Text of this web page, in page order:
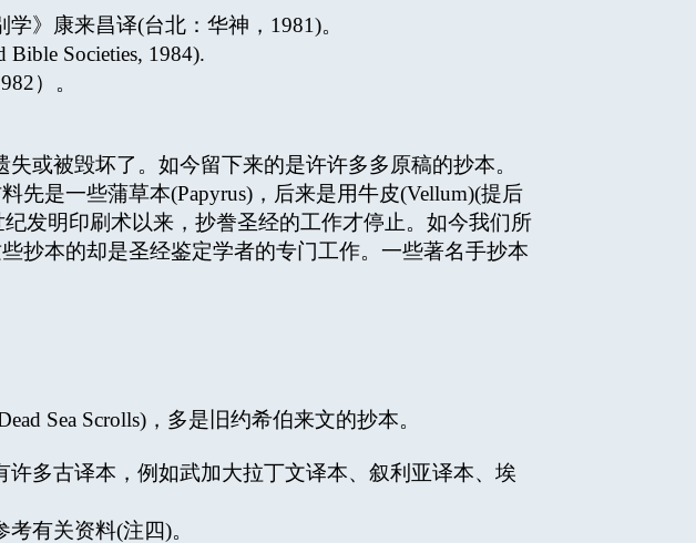
康来昌译(台北：华神，1981)。
Bible Societies, 1984).
）。
被毁坏了。如今留下来的是许许多多原稿的抄本。
是一些蒲草本(Papyrus)，后来是用牛皮(Vellum)(提后
发明印刷术以来，抄誊圣经的工作才停止。如今我们所
抄本的却是圣经鉴定学者的专门工作。一些著名手抄本
Sea Scrolls)，多是旧约希伯来文的抄本。
多古译本，例如武加大拉丁文译本、叙利亚译本、埃
有关资料(注四)。